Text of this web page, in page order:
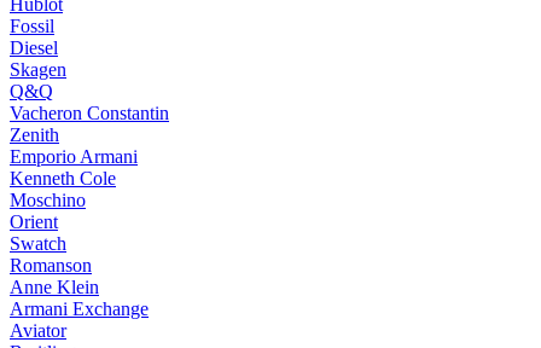
Hublot
Fossil
Diesel
Skagen
Q&Q
Vacheron Constantin
Zenith
Emporio Armani
Kenneth Cole
Moschino
Orient
Swatch
Romanson
Anne Klein
Armani Exchange
Aviator